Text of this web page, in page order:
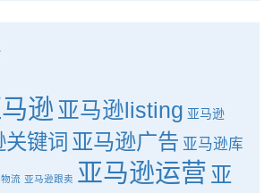
逊 亚马逊listing 亚马逊
键词 亚马逊广告 亚马逊库
流 亚马逊跟卖 亚马逊运营 亚